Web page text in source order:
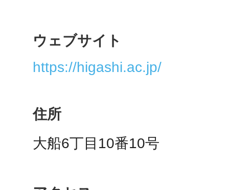
ウェブサイト
https://higashi.ac.jp/
住所
大船6丁目10番10号